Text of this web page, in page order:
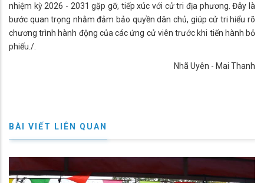
nhiệm kỳ 2026 - 2031 gặp gỡ, tiếp xúc với cử tri địa phương. Đây là
bước quan trọng nhằm đảm bảo quyền dân chủ, giúp cử tri hiểu rõ
chương trình hành động của các ứng cử viên trước khi tiến hành bỏ
phiếu./.
Nhã Uyên - Mai Thanh
BÀI VIẾT LIÊN QUAN